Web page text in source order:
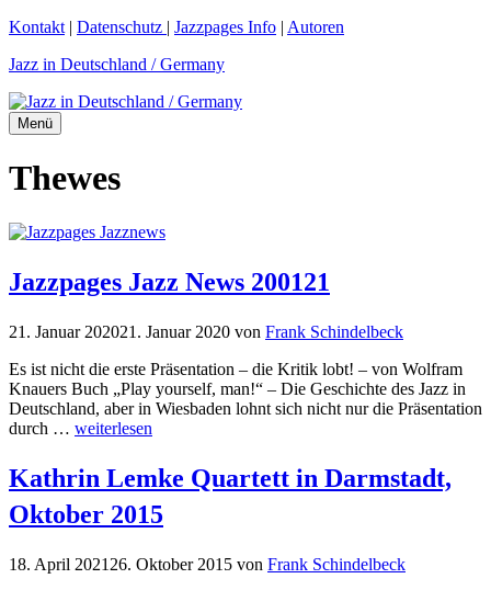
Zum
springen
Kontakt | Datenschutz | Jazzpages Info | Autoren
Jazz in Deutschland / Germany
Menü
Thewes
Jazzpages Jazz News 200121
21. Januar 202021. Januar 2020 von Frank Schindelbeck
Es ist nicht die erste Präsentation – die Kritik lobt! – von Wolfram
Knauers Buch „Play yourself, man!“ – Die Geschichte des Jazz in
Deutschland, aber in Wiesbaden lohnt sich nicht nur die Präsentation
durch … weiterlesen
Kathrin Lemke Quartett in Darmstadt,
Oktober 2015
18. April 2021 26. Oktober 2015 von Frank Schindelbeck